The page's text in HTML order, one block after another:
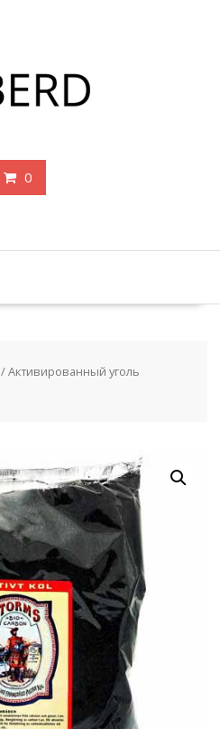
0
/ Активированный уголь